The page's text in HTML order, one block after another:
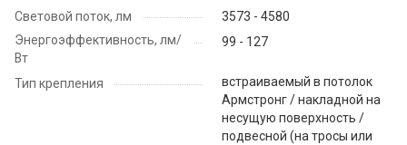
Световой поток, лм
3573 - 4580
Энергоэффективность, лм/
Вт
99 - 127
Тип крепления
встраиваемый в потолок
Армстронг / накладной на
несущую поверхность /
подвесной (на тросы или